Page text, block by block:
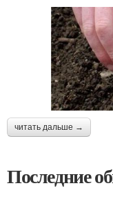
читать дальше →
Последние